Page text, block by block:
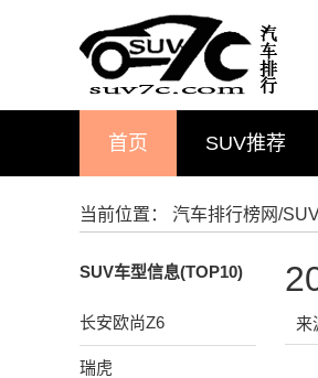
首页 SUV推荐
当前位置： 汽车排行榜网/
SUV车型信息(TOP10)
长安欧尚Z6
瑞虎
来